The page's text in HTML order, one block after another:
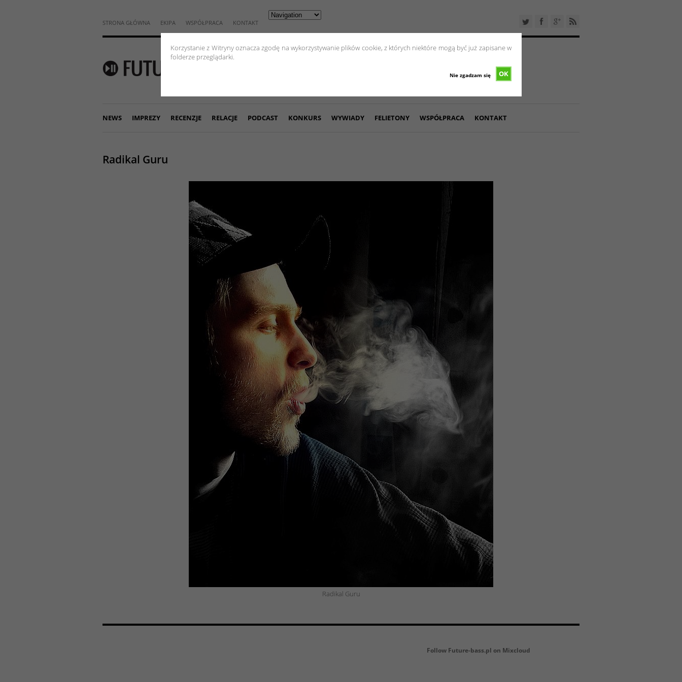
Korzystanie z Witryny oznacza zgodę na wykorzystywanie plików cookie, z których niektóre mogą być już zapisane w
folderze przeglądarki.
OK
Nie zgadzam się
STRONA GŁÓWNA EKIPA WSPÓŁPRACA KONTAKT
NEWS IMPREZY RECENZJE RELACJE PODCAST KONKURS WYWIADY FELIETONY WSPÓŁPRACA KONTAKT
Radikal Guru
Radikal Guru
Follow Future-bass.pl on Mixcloud